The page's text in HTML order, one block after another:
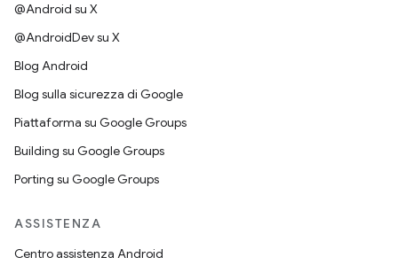
@Android su X
@AndroidDev su X
Blog Android
Blog sulla sicurezza di Google
Piattaforma su Google Groups
Building su Google Groups
Porting su Google Groups
ASSISTENZA
Centro assistenza Android